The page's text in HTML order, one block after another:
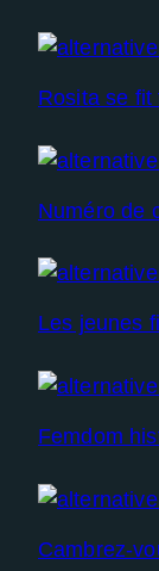
Rosita se fit
Numéro de
Les jeunes
Femdom
Cambrez-